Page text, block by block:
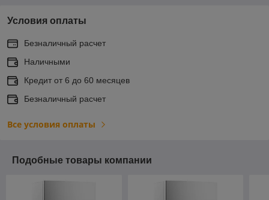
Условия оплаты
Безналичный расчет
Наличными
Кредит от 6 до 60 месяцев
Безналичный расчет
Все условия оплаты
Подобные товары компании